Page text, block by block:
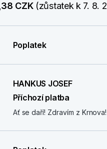
CZK (zůstatek k 7. 8.
Poplatek
HANKUS JOSEF
Příchozí platba
Ať se daří! Zdravím z Krnova!